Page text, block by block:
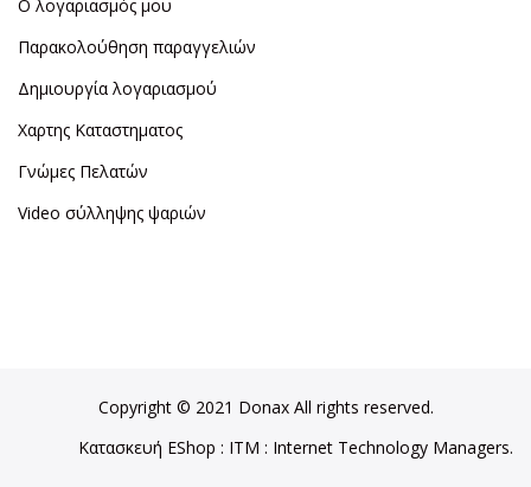
Ο λογαριασμός μου
Παρακολούθηση παραγγελιών
Δημιουργία λογαριασμού
Χαρτης Καταστηματος
Γνώμες Πελατών
Video σύλληψης ψαριών
Copyright © 2021 Donax All rights reserved.
Κατασκευή EShop : ITM : Internet Technology Managers.